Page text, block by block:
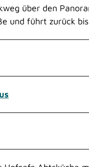
über den
und führt zurück